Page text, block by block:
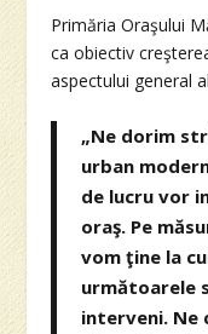
Primăria Oraşului
ca obiectiv
aspectului general
„Ne dorim
urban
de lucru vor
oraş. Pe
vom ţine la
următoarele
interveni. Ne